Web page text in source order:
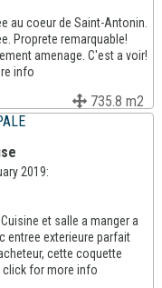
au coeur de Saint-Antonin.
Proprete remarquable!
amenage. C'est a voir!
info
735.8 m2
2019:
et salle a manger a
entree exterieure parfait
cette coquette
click for more info